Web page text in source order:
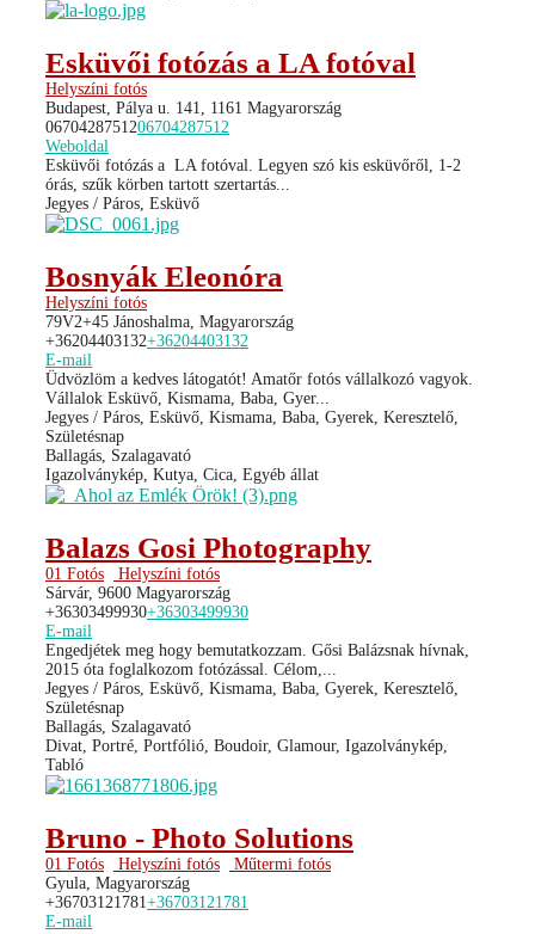
Esküvői fotózás a LA fotóval
Helyszíni fotós
Budapest, Pálya u. 141, 1161 Magyarország
0670428751206704287512
Weboldal
Esküvői fotózás a LA fotóval. Legyen szó kis esküvőről, 1-2
órás, szűk körben tartott szertartás...
Jegyes / Páros, Esküvő
Bosnyák Eleonóra
Helyszíni fotós
79V2+45 Jánoshalma, Magyarország
+36204403132+36204403132
E-mail
Üdvözlöm a kedves látogatót! Amatőr fotós vállalkozó vagyok.
Vállalok Esküvő, Kismama, Baba, Gyer...
Jegyes / Páros, Esküvő, Kismama, Baba, Gyerek, Keresztelő,
Születésnap
Ballagás, Szalagavató
Igazolványkép, Kutya, Cica, Egyéb állat
Balazs Gosi Photography
01 Fotós
Helyszíni fotós
Sárvár, 9600 Magyarország
+36303499930+36303499930
E-mail
Engedjétek meg hogy bemutatkozzam. Gősi Balázsnak hívnak,
2015 óta foglalkozom fotózással. Célom,...
Jegyes / Páros, Esküvő, Kismama, Baba, Gyerek, Keresztelő,
Születésnap
Ballagás, Szalagavató
Divat, Portré, Portfólió, Boudoir, Glamour, Igazolványkép,
Tabló
Bruno - Photo Solutions
01 Fotós Helyszíni fotós
Műtermi fotós
Gyula, Magyarország
+36703121781 +36703121781
E-mail